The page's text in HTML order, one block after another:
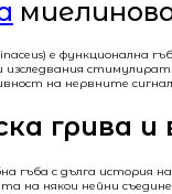
е функционална
на нервните
грива
гъба с дълга
на някои нейни